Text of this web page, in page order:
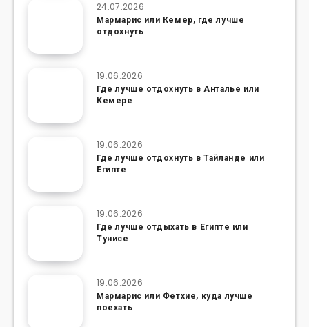
24.07.2026
Мармарис или Кемер, где лучше
отдохнуть
19.06.2026
Где лучше отдохнуть в Анталье или
Кемере
19.06.2026
Где лучше отдохнуть в Тайланде или
Египте
19.06.2026
Где лучше отдыхать в Египте или
Тунисе
19.06.2026
Мармарис или Фетхие, куда лучше
поехать